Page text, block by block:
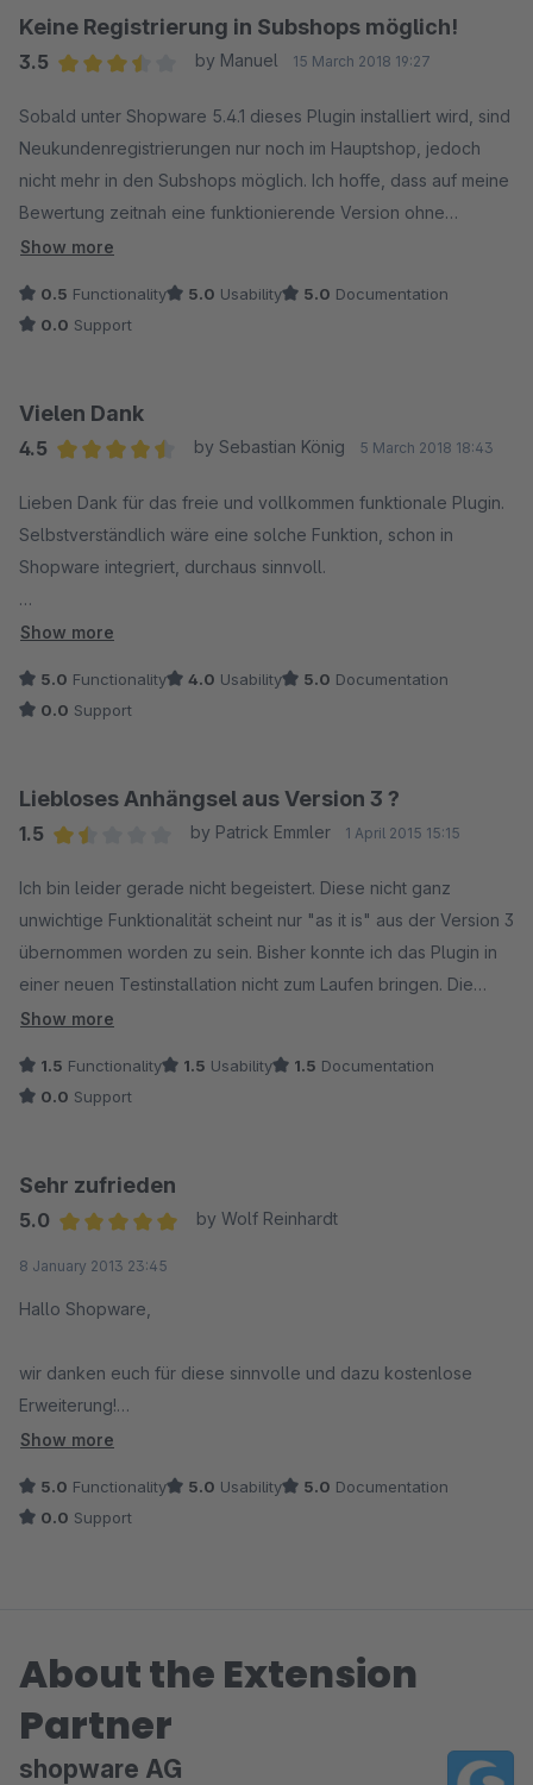
Keine Registrierung in Subshops möglich!
3.5
by Manuel 15 March 2018 19:27
Sobald unter Shopware 5.4.1 dieses Plugin installiert wird, sind
Neukundenregistrierungen nur noch im Hauptshop, jedoch
nicht mehr in den Subshops möglich. Ich hoffe, dass auf meine
Bewertung zeitnah eine funktionierende Version ohne
Subshopproblem kommen wird.
PS: Wenn man unter Preise den Prozentrabatt als auch den
derzeitigen Preis eingeben könnte, wäre das Plugin perfekt.
sodass man nicht jeden Preis bei Varianten Artikeln einzeln
eingeben muss. Ist genauso nervig, wie bei den Gutscheinen,
anstatt auf Hersteller, auf Kategorien zu beschränken.
Show more
0.5 Functionality 5.0 Usability 5.0 Documentation
0.0 Support
Vielen Dank
4.5
by Sebastian König 5 March 2018 18:43
Lieben Dank für das freie und vollkommen funktionale Plugin.
Selbstverständlich wäre eine solche Funktion, schon in
Shopware integriert, durchaus sinnvoll.
Es macht, was es auch soll - selbst mit zig tausend Gruppen.
Show more
5.0 Functionality 4.0 Usability 5.0 Documentation
0.0 Support
Liebloses Anhängsel aus Version 3 ?
1.5
by Patrick Emmler 1 April 2015 15:15
Ich bin leider gerade nicht begeistert. Diese nicht ganz
unwichtige Funktionalität scheint nur "as it is" aus der Version 3
übernommen worden zu sein. Bisher konnte ich das Plugin in
einer neuen Testinstallation nicht zum Laufen bringen. Die
kundenspezifischen Preise werden nicht angezeigt.
Auch scheint es bei der Darstellung der Fensters im Backend
insbesondere im Chrome Darstellungsprobleme zu geben.
nutzbare Variante, insbesondere für den B2B Bereich gibt.
Show more
1.5 Functionality 1.5 Usability 1.5 Documentation
0.0 Support
Sehr zufrieden
5.0
by Wolf Reinhardt
8 January 2013 23:45
Hallo Shopware,
wir danken euch für diese sinnvolle und dazu kostenlose
Erweiterung!
Klappt wunderbar.
Show more
5.0 Functionality 5.0 Usability 5.0 Documentation
0.0 Support
About the Extension
Partner
shopware AG